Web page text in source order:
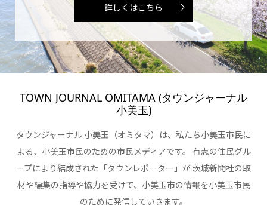
詳しくはこちら
TOWN JOURNAL OMITAMA (タウンジャーナル
小美玉)
タウンジャーナル 小美玉（オミタマ）は、私たち小美玉市民に
よる、小美玉市民のための市民メディアです。 有志の住民グル
ープにより結成された「タウンレポーター」が 茨城新聞社の取
材や編集の指導や協力を受けて、小美玉市の情報を小美玉市民
のために発信していきます。